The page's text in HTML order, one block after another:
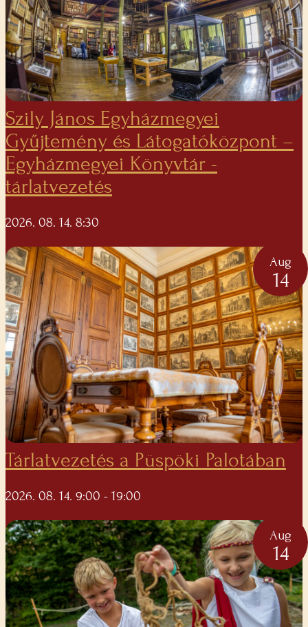
Szily János Egyházmegyei
Gyűjtemény és Látogatóközpont –
Egyházmegyei Könyvtár -
tárlatvezetés
2026. 08. 14. 8:30
Aug
14
Tárlatvezetés a Püspöki Palotában
2026. 08. 14. 9:00 - 19:00
Aug
14